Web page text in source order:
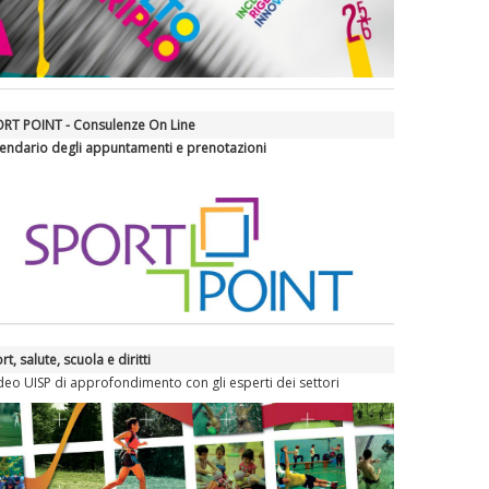
POINT - Consulenze On Line
degli appuntamenti e prenotazioni
salute, scuola e diritti
UISP di approfondimento con gli esperti dei settori